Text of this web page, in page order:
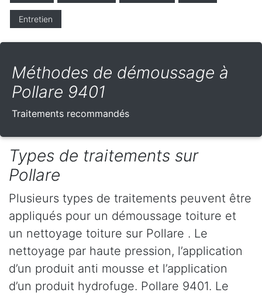
Entretien
Méthodes de démoussage à
Pollare 9401
Traitements recommandés
Types de traitements sur
Pollare
Plusieurs types de traitements peuvent être
appliqués pour un démoussage toiture et
un nettoyage toiture sur Pollare . Le
nettoyage par haute pression, l’application
d’un produit anti mousse et l’application
d’un produit hydrofuge. Pollare 9401. Le